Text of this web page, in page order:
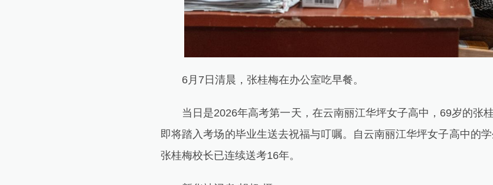
6月7日清晨，张桂梅在办公室吃早餐。
当日是2026年高考第一天，在云南丽江华坪女子高中，69岁的张
即将踏入考场的毕业生送去祝福与叮嘱。自云南丽江华坪女子高中的
张桂梅校长已连续送考16年。